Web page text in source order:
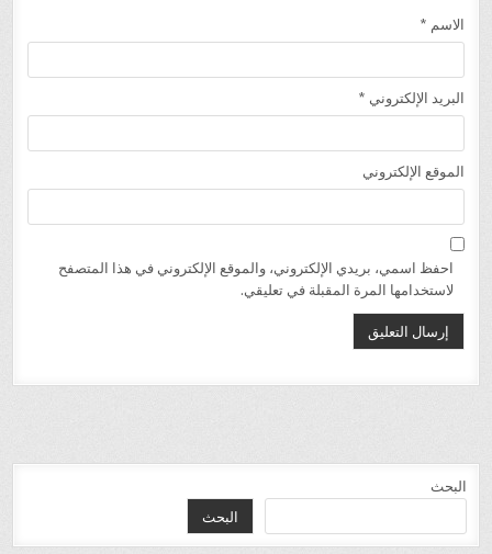
الاسم *
البريد الإلكتروني *
الموقع الإلكتروني
احفظ اسمي، بريدي الإلكتروني، والموقع الإلكتروني في هذا المتصفح
لاستخدامها المرة المقبلة في تعليقي.
البحث
البحث